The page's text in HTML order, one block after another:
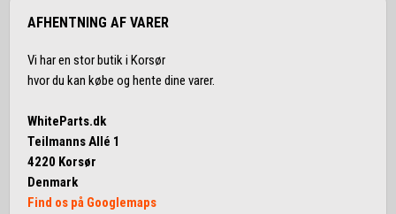
AFHENTNING AF VARER
Vi har en stor butik i Korsør
hvor du kan købe og hente dine varer.
WhiteParts.dk
Teilmanns Allé 1
4220 Korsør
Denmark
Find os på Googlemaps